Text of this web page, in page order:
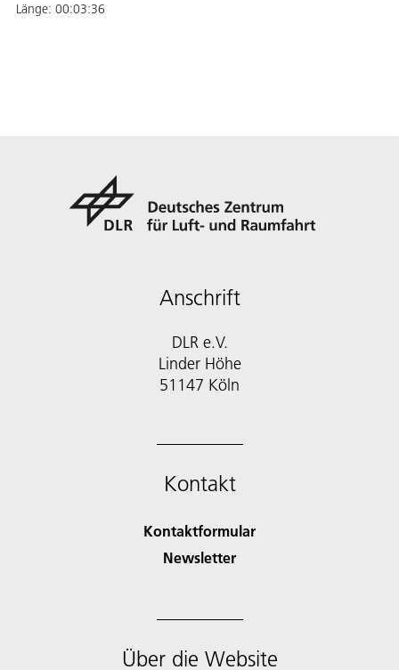
Länge: 00:03:36
Anschrift
DLR e.V.
Linder Höhe
51147 Köln
Kontakt
Kontaktformular
Newsletter
Über die Website